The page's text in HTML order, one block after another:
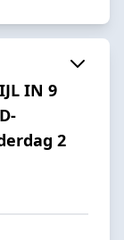
IN 9
2